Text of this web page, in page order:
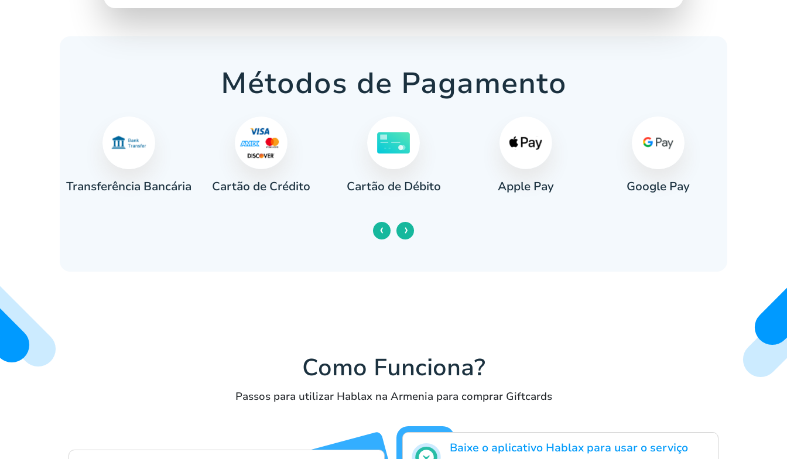
Métodos de Pagamento
Transferência Bancária Cartão de Crédito Cartão de Débito Apple Pay Google Pay
‹ ›
Como Funciona?
Passos para utilizar Hablax na Armenia para comprar Giftcards
Baixe o aplicativo Hablax para usar o serviço